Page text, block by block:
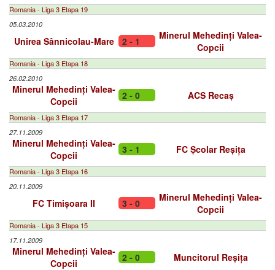
Romania - Liga 3 Etapa 19
05.03.2010
Unirea Sânnicolau-Mare 2 - 1
Minerul Mehedinți Valea-
Copcii
Romania - Liga 3 Etapa 18
26.02.2010
Minerul Mehedinți Valea-
Copcii
2 - 0 ACS Recaș
Romania - Liga 3 Etapa 17
27.11.2009
Minerul Mehedinți Valea-
Copcii
3 - 1 FC Școlar Reșița
Romania - Liga 3 Etapa 16
20.11.2009
FC Timișoara II 3 - 0
Minerul Mehedinți Valea-
Copcii
Romania - Liga 3 Etapa 15
17.11.2009
Minerul Mehedinți Valea-
Copcii
2 - 0 Muncitorul Reșița